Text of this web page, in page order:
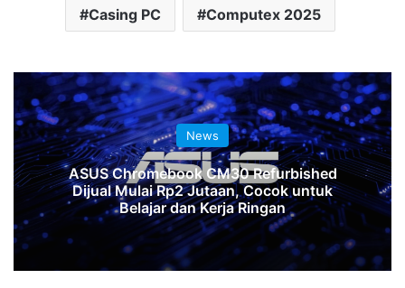
Casing PC Computex 2025
News
Outage Microsoft 365 Ganggu Teams,
SharePoint, OneDrive, dan Layanan Lain